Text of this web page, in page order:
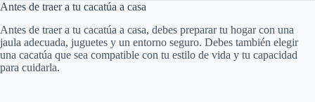
Antes de traer a tu cacatúa a casa
Antes de traer a tu cacatúa a casa, debes preparar tu hogar con una
jaula adecuada, juguetes y un entorno seguro. Debes también elegir
una cacatúa que sea compatible con tu estilo de vida y tu capacidad
para cuidarla.